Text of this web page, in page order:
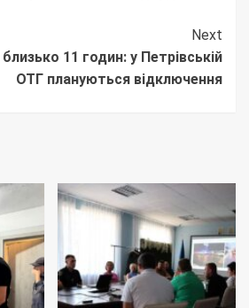
Next
11 годин: у Петрівській
ОТГ плануються відключення